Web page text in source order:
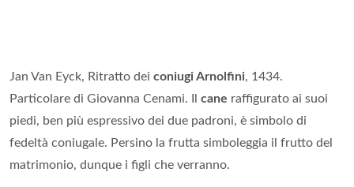
Jan Van Eyck, Ritratto dei coniugi Arnolfini, 1434.
Particolare di Giovanna Cenami. Il cane raffigurato ai suoi
piedi, ben più espressivo dei due padroni, è simbolo di
fedeltà coniugale. Persino la frutta simboleggia il frutto del
matrimonio, dunque i figli che verranno.